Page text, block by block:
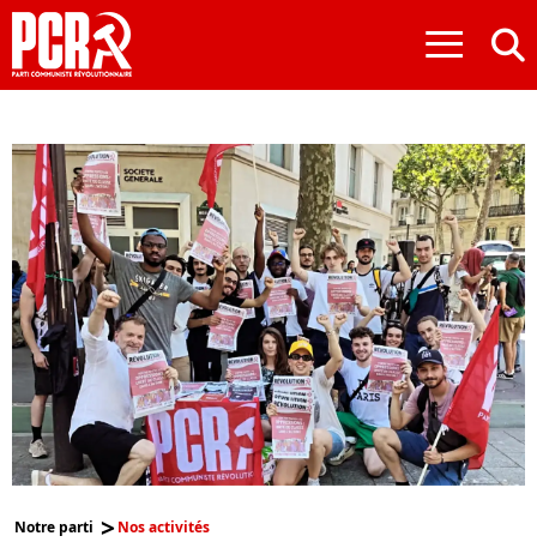
≡
Notre parti Nos activités